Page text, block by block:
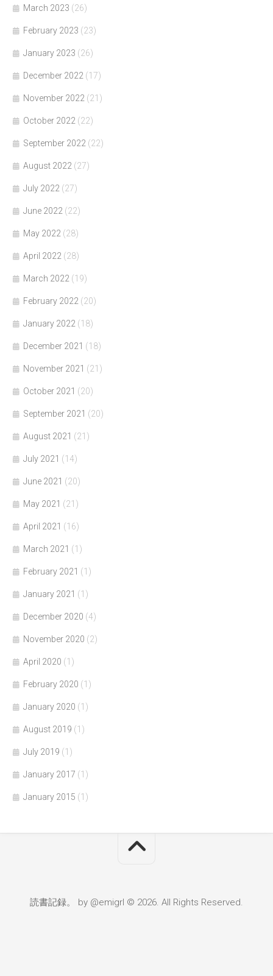
March 2023 (26)
February 2023 (23)
January 2023 (26)
December 2022 (17)
November 2022 (21)
October 2022 (22)
September 2022 (22)
August 2022 (27)
July 2022 (27)
June 2022 (22)
May 2022 (28)
April 2022 (28)
March 2022 (19)
February 2022 (20)
January 2022 (18)
December 2021 (18)
November 2021 (21)
October 2021 (20)
September 2021 (20)
August 2021 (21)
July 2021 (14)
June 2021 (20)
May 2021 (21)
April 2021 (16)
March 2021 (1)
February 2021 (1)
January 2021 (1)
December 2020 (4)
November 2020 (2)
April 2020 (1)
February 2020 (1)
January 2020 (1)
August 2019 (1)
July 2019 (1)
January 2017 (1)
January 2015 (1)
読書記録。 by @emigrl © 2026. All Rights Reserved.